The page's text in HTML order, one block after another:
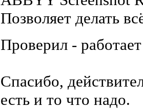
Позволяет делать
Проверил -
Спасибо,
есть и то что надо.